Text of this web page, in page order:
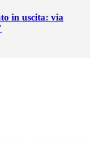
in uscita: via